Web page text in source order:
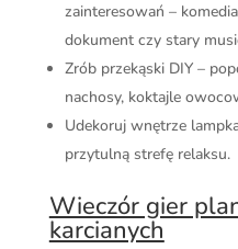
zainteresowań –
dokument czy stary
Zrób przekąski DIY –
nachosy, koktajle
Udekoruj wnętrze
przytulną strefę relaksu.
Wieczór gier
karcianych